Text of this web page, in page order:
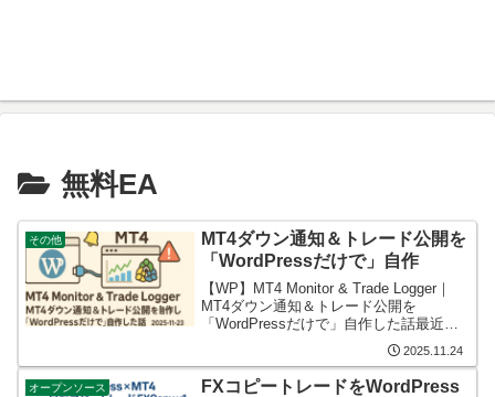
無料EA
その他
MT4ダウン通知＆トレード公開を
「WordPressだけで」自作
【WP】MT4 Monitor & Trade Logger｜
MT4ダウン通知＆トレード公開を
「WordPressだけで」自作した話最近、
「このサブスク、本当に必要か？」と家
計を見直していたら、トレード関連だけ
でも、けっこうな額の“デジタル...
2025.11.24
オープンソース
FXコピートレードをWordPress